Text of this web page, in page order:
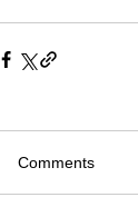
Comments